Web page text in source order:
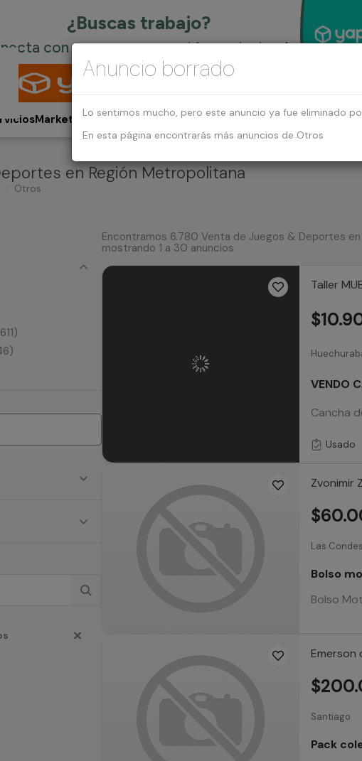
Marketplace
en Región Metropolitana
Otros
Encontramos 6.780 Venta de Juegos & Deportes
mostrando 1 a 30 anuncios
Taller
VENDO
Cancha
Usado
Zvonimir
Las Condes
Bolso
Bolso
Emerson
Santiago
Pack
Anuncio borrado
Lo sentimos mucho, pero este anuncio ya fue eliminado
En esta página encontrarás más anuncios de Otros